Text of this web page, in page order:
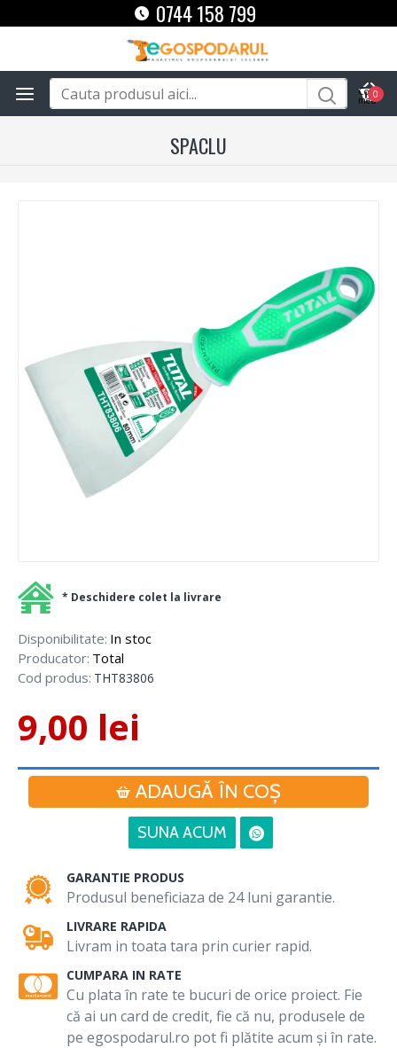
0744 158 799
0
SPACLU
Disponibilitate: In stoc
Producator: Total
Cod produs: THT83806
9,00 lei
ADAUGĂ ÎN COŞ
SUNA ACUM
* Deschidere colet la livrare
GARANTIE PRODUS
Produsul beneficiaza de 24 luni garantie.
LIVRARE RAPIDA
Livram in toata tara prin curier rapid.
CUMPARA IN RATE
Cu plata în rate te bucuri de orice proiect. Fie
că ai un card de credit, fie că nu, produsele de
pe egospodarul.ro pot fi plătite acum și în rate.